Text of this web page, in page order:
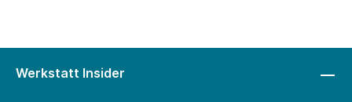
Werkstatt Insider